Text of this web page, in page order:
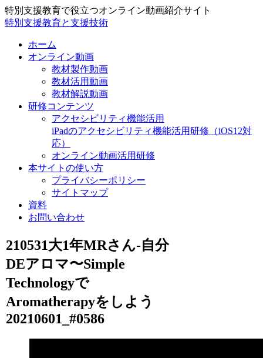
特別支援教育で役立つオンライン動画紹介サイト
特別支援教育と支援技術
ホーム
オンライン動画
教材製作動画
教材活用動画
教材解説動画
研修コンテンツ
アクセシビリティ機能活用
iPadのアクセシビリティ機能活用研修（iOS12対
応）
オンライン動画活用研修
本サイトの使い方
プライバシーポリシー
サイトマップ
資料
お問い合わせ
210531大1年MRさん-自分
DEアロマ〜Simple
Technologyで
Aromatherapyをしよう
20210601_#0586